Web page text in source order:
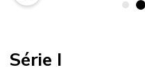
Série I